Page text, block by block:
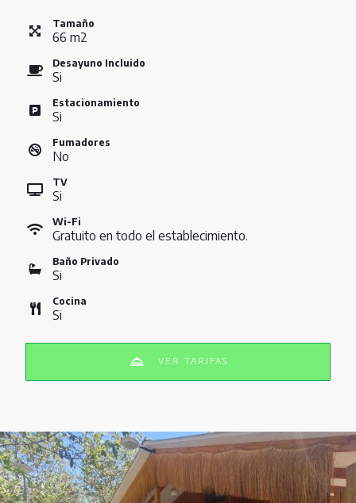
Tamaño
66 m2
Desayuno Incluido
Si
Estacionamiento
Si
Fumadores
No
TV
Si
Wi-Fi
Gratuito en todo el establecimiento.
Baño Privado
Si
Cocina
Si
VER TARIFAS